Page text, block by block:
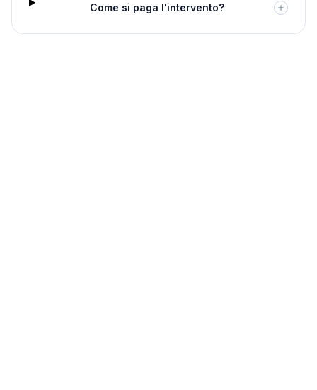
Come si paga l'intervento?